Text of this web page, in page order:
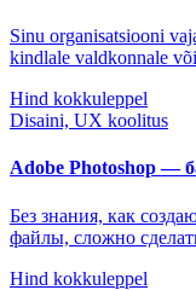
Sinu organisatsiooni
kindlale valdkonnale
Hind kokkuleppel
Disaini, UX koolitus
Adobe Photoshop —
Без знания, как
файлы, сложно
Hind kokkuleppel